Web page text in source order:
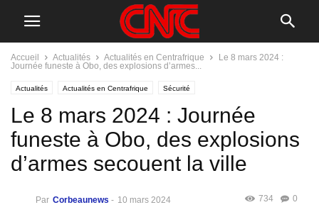
Accueil Actualités Actualités en Centrafrique
Le 8 mars 2024 :
Journée funeste à Obo, des explosions d’armes...
Actualités Actualités en Centrafrique Sécurité
Le 8 mars 2024 : Journée
funeste à Obo, des explosions
d’armes secouent la ville
Par Corbeaunews - 10 mars 2024 0
734